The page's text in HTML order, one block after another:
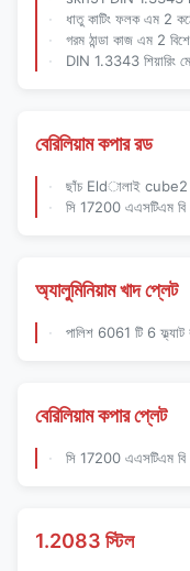
ধাতু কাটিং ফলক এম 2
গরম ঠান্ডা কাজ এম 2
DIN 1.3343 শিয়ারিং
বেরিলিয়াম কপার রড
ছাঁচ Eldালাই cube2
সি 17200 এএসটিএম
অ্যালুমিনিয়াম খাদ প্লেট
পালিশ 6061 টি 6 ফ্ল্যাট
বেরিলিয়াম কপার প্লেট
সি 17200 এএসটিএম বি
1.2083 স্টিল